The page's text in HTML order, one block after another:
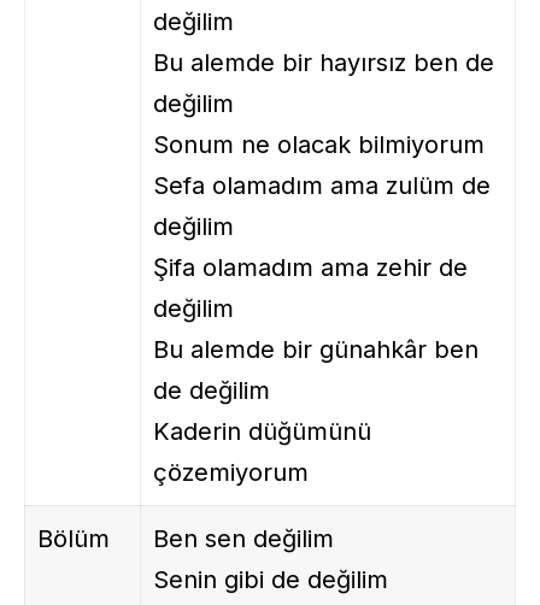
değilim
Bu alemde bir hayırsız ben de
değilim
Sonum ne olacak bilmiyorum
Sefa olamadım ama zulüm de
değilim
Şifa olamadım ama zehir de
değilim
Bu alemde bir günahkâr ben
de değilim
Kaderin düğümünü
çözemiyorum
Bölüm
Ben sen değilim
Senin gibi de değilim